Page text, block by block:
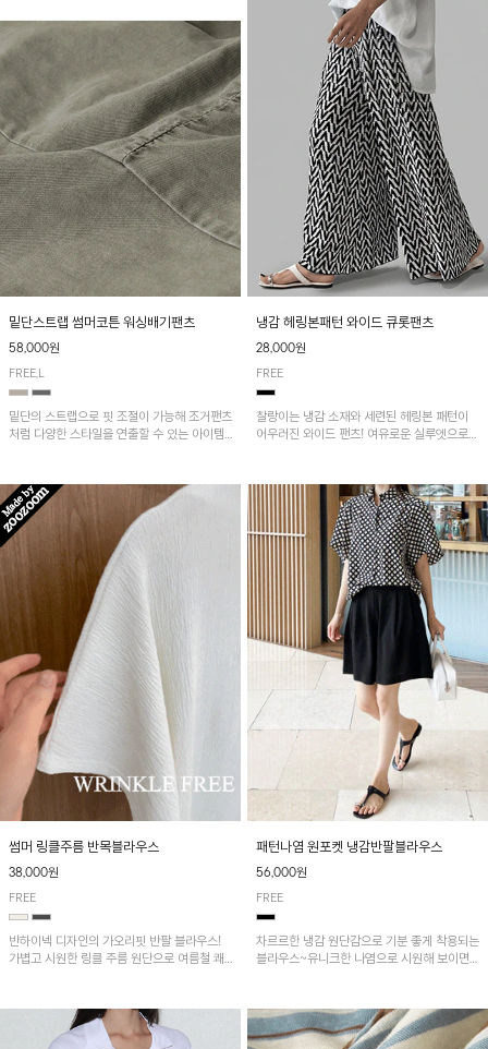
밑단스트랩 썸머코튼 워싱배기팬츠
58,000원
FREE,L
밑단의 스트랩으로 핏 조절이 가능해 조거팬츠
처럼 다양한 스타일을 연출할 수 있는 아이템!
냉감 헤링본패턴 와이드 큐롯팬츠
28,000원
FREE
찰랑이는 냉감 소재와 세련된 헤링본 패턴이
어우러진 와이드 팬츠! 여유로운 실루엣으로
다.
썸머 링클주름 반목블라우스
38,000원
FREE
반하이넥 디자인의 가오리핏 반팔 블라우스!
가볍고 시원한 링클 주름 원단으로 여름철 쾌
패턴나염 원포켓 냉감반팔블라우스
56,000원
FREE
차르르한 냉감 원단감으로 기분 좋게 착용되는
블라우스~유니크한 나염으로 시원해 보이면